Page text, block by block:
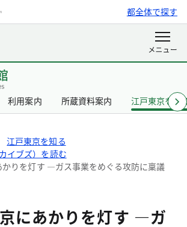
都全体で探す
利用案内 所蔵資料案内 江戸東京を知
江戸東京を知る
イブズ）を読む
かりを灯す ―ガス事業をめぐる攻防に稟議
にあかりを灯す ―ガ